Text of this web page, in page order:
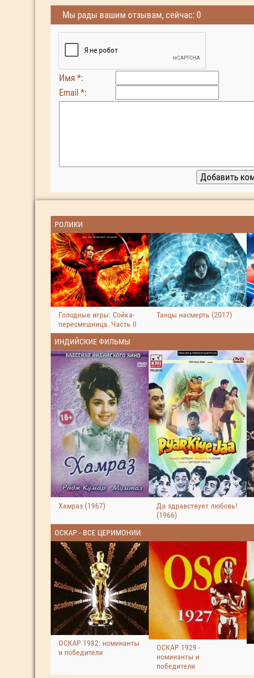
Мы рады вашим отзывам, сейчас: 0
Имя *:
Email *:
РОЛИКИ
Голодные игры: Сойка-
пересмешница. Часть II
Танцы насмерть (2017)
ИНДИЙСКИЕ ФИЛЬМЫ
Хамраз (1967)
Да здравствует любовь!
(1966)
ОСКАР - ВСЕ ЦЕРИМОНИИ
ОСКАР 1982: номинанты
и победители
ОСКАР 1929 -
номинанты и
победители